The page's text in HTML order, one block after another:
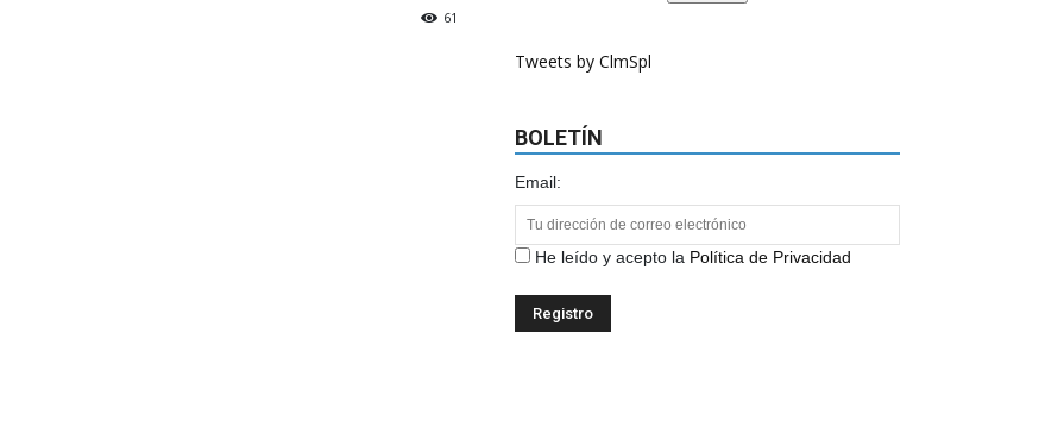
61
Tweets by ClmSpl
BOLETÍN
Email:
He leído y acepto la Política de Privacidad